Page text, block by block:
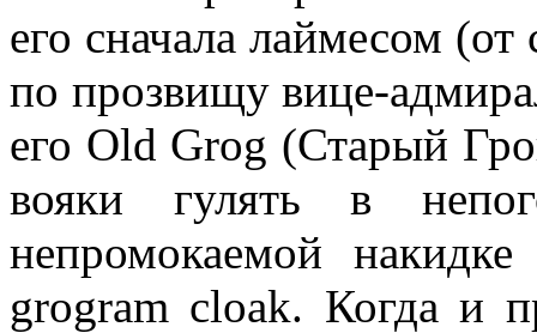
его сначала лаймесом
по прозвищу вице-
его Old Grog (Старый
вояки гулять в
непромокаемой
grogram cloak. Когда и